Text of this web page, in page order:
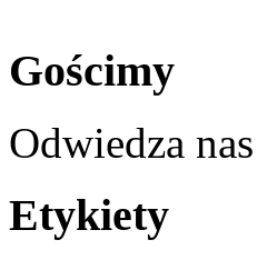
Gościmy
Odwiedza
Etykiety